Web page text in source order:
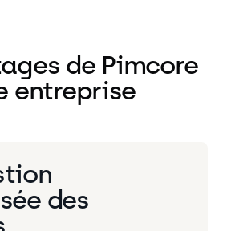
de Pimcore
entreprise
des